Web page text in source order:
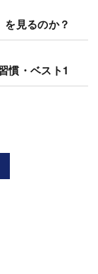
見るのか？
慣・ベスト1